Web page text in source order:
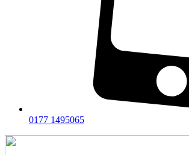
0177 1495065